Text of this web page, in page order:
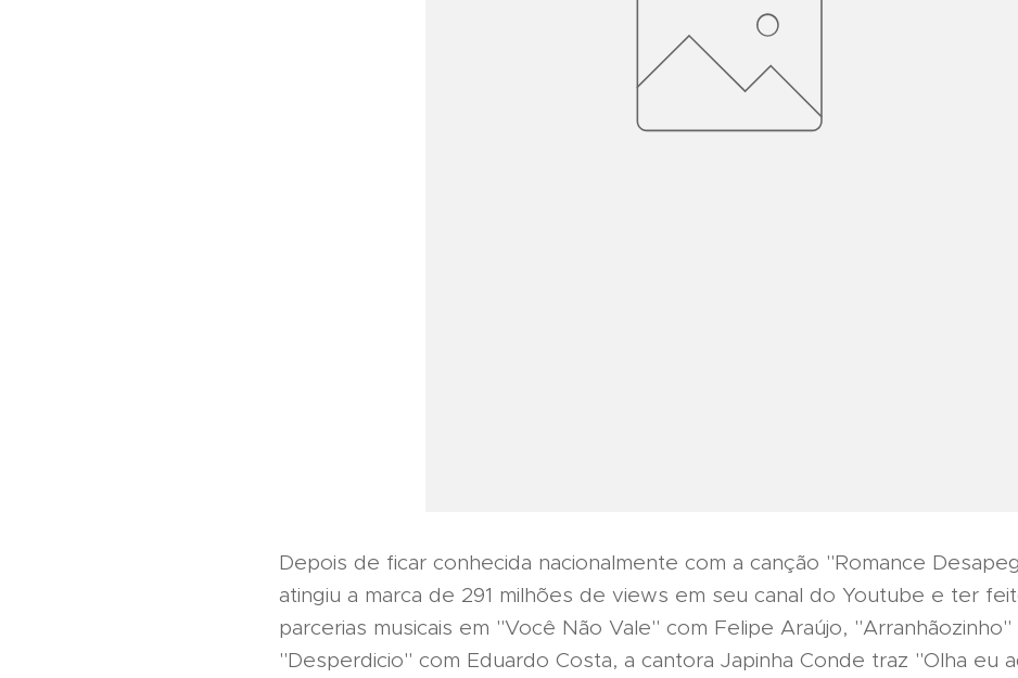
Depois de ficar conhecida nacionalmente com a canção "Romance
atingiu a marca de 291 milhões de views em seu canal do Youtube e ter
parcerias musicais em "Você Não Vale" com Felipe Araújo,
"Desperdicio" com Eduardo Costa, a cantora Japinha Conde traz "Olha eu